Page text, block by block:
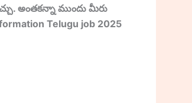
అంతకన్నా ముందు మీరు
Telugu job 2025